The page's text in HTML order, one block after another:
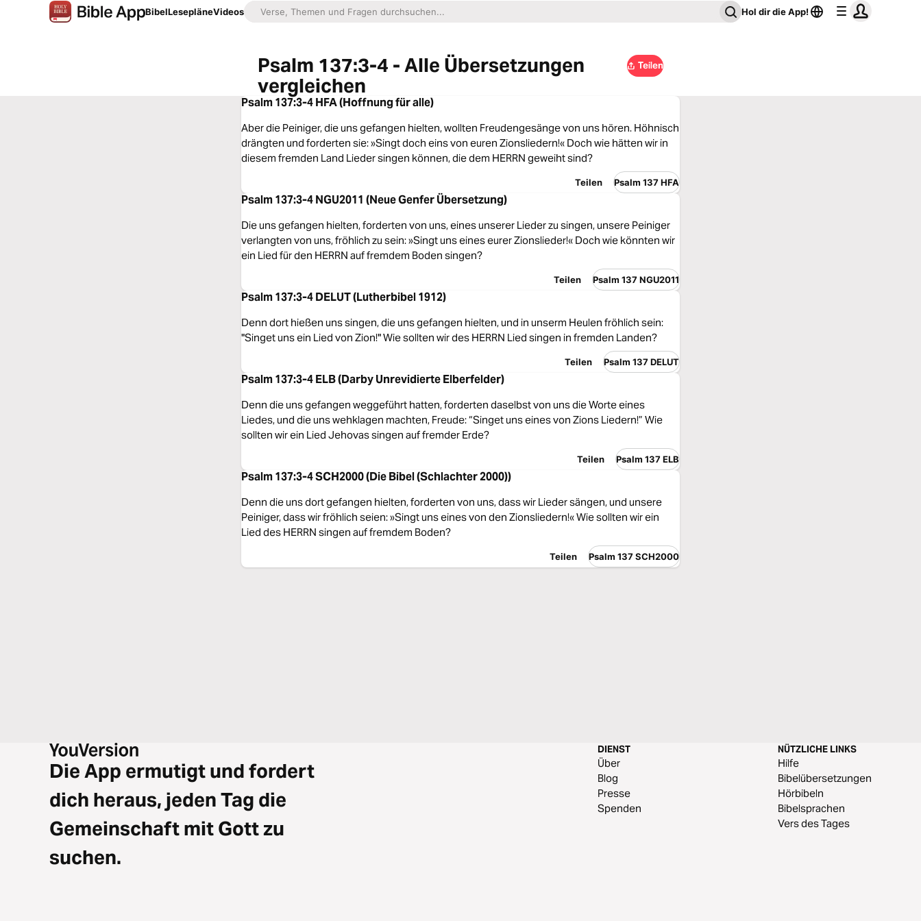
BibelLesepläneVideos Hol dir die App!
Psalm 137:3-4 - Alle Übersetzungen
vergleichen
Teilen
Psalm 137:3-4 HFA (Hoffnung für alle)
Aber die Peiniger, die uns gefangen hielten, wollten Freudengesänge von uns hören. Höhnisch
drängten und forderten sie: »Singt doch eins von euren Zionsliedern!« Doch wie hätten wir in
diesem fremden Land Lieder singen können, die dem HERRN geweiht sind?
Teilen Psalm 137 HFA
Psalm 137:3-4 NGU2011 (Neue Genfer Übersetzung)
Die uns gefangen hielten, forderten von uns, eines unserer Lieder zu singen, unsere Peiniger
verlangten von uns, fröhlich zu sein: »Singt uns eines eurer Zionslieder!« Doch wie könnten wir
ein Lied für den HERRN auf fremdem Boden singen?
Teilen Psalm 137 NGU2011
Psalm 137:3-4 DELUT (Lutherbibel 1912)
Denn dort hießen uns singen, die uns gefangen hielten, und in unserm Heulen fröhlich sein:
"Singet uns ein Lied von Zion!" Wie sollten wir des HERRN Lied singen in fremden Landen?
Teilen Psalm 137 DELUT
Psalm 137:3-4 ELB (Darby Unrevidierte Elberfelder)
Denn die uns gefangen weggeführt hatten, forderten daselbst von uns die Worte eines
Liedes, und die uns wehklagen machten, Freude: “Singet uns eines von Zions Liedern!” Wie
sollten wir ein Lied Jehovas singen auf fremder Erde?
Teilen Psalm 137 ELB
Psalm 137:3-4 SCH2000 (Die Bibel (Schlachter 2000))
Denn die uns dort gefangen hielten, forderten von uns, dass wir Lieder sängen, und unsere
Peiniger, dass wir fröhlich seien: »Singt uns eines von den Zionsliedern!« Wie sollten wir ein
Lied des HERRN singen auf fremdem Boden?
Teilen Psalm 137 SCH2000
Die App ermutigt und fordert
dich heraus, jeden Tag die
Gemeinschaft mit Gott zu
suchen.
DIENST
Über
Blog
Presse
Spenden
NÜTZLICHE LINKS
Hilfe
Bibelübersetzungen
Hörbibeln
Bibelsprachen
Vers des Tages